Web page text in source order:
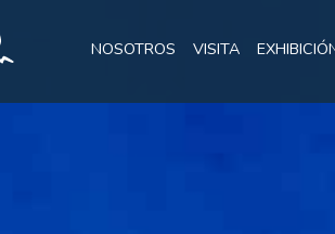
NOSOTROS VISITA